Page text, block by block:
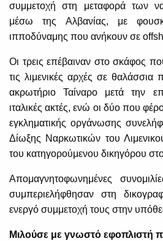
συμμετοχή στη μεταφορά των
μέσω της Αλβανίας, με
ιπποδύναμης που ανήκουν σε
Οι τρεις επέβαιναν στο σκάφος
τις λιμενικές αρχές σε θαλάσσια
ακρωτήριο Ταίναρο μετά την
ιταλικές ακτές, ενώ οι δύο που
εγκληματικής οργάνωσης
Δίωξης Ναρκωτικών του
του κατηγορούμενου δικηγόρου
Απομαγνητοφωνημένες
συμπεριελήφθησαν στη
ενεργό συμμετοχή τους στην
Μιλούσε με γνωστό εφοπλιστή